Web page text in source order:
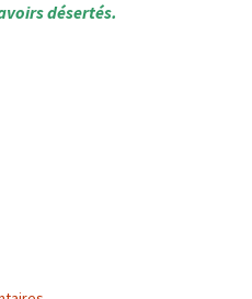
désertés.